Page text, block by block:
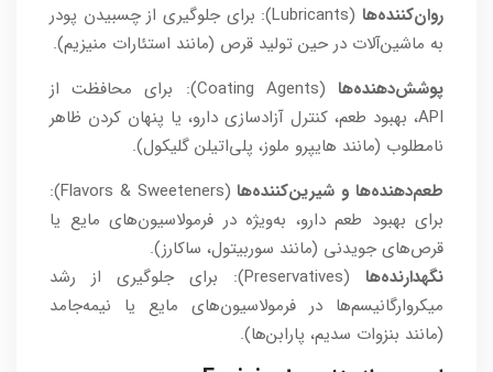
روان‌کننده‌ها
(Lubricants): برای جلوگیری از چسبیدن پودر
به ماشین‌آلات در حین تولید قرص (مانند استئارات منیزیم).
پوشش‌دهنده‌ها
(Coating Agents): برای محافظت از
API، بهبود طعم، کنترل آزادسازی دارو، یا پنهان کردن ظاهر
نامطلوب (مانند هایپرو ملوز، پلی‌اتیلن گلیکول).
طعم‌دهنده‌ها و شیرین‌کننده‌ها
(Flavors & Sweeteners):
برای بهبود طعم دارو، به‌ویژه در فرمولاسیون‌های مایع یا
قرص‌های جویدنی (مانند سوربیتول، ساکارز).
نگهدارنده‌ها
(Preservatives): برای جلوگیری از رشد
میکروارگانیسم‌ها در فرمولاسیون‌های مایع یا نیمه‌جامد
(مانند بنزوات سدیم، پارابن‌ها).